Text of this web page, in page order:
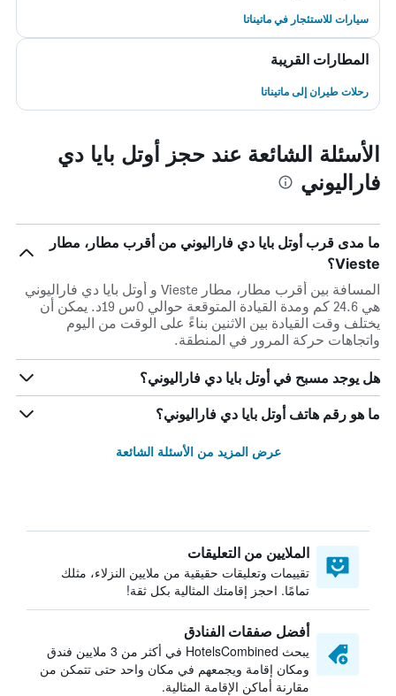
سيارات للاستئجار في ماتيناتا
المطارات القريبة
رحلات طيران إلى ماتيناتا
الأسئلة الشائعة عند حجز أوتل بايا دي
فاراليوني
ما مدى قرب أوتل بايا دي فاراليوني من أقرب مطار، مطار
Vieste؟
المسافة بين أقرب مطار، مطار Vieste و أوتل بايا دي فاراليوني
هي 24.6 كم ومدة القيادة المتوقعة حوالي 0س 19د. يمكن أن
يختلف وقت القيادة بين الاثنين بناءً على الوقت من اليوم
واتجاهات حركة المرور في المنطقة.
هل يوجد مسبح في أوتل بايا دي فاراليوني؟
ما هو رقم هاتف أوتل بايا دي فاراليوني؟
عرض المزيد من الأسئلة الشائعة
الملايين من التعليقات
تقييمات وتعليقات حقيقية من ملايين النزلاء، مثلك
تمامًا. احجز إقامتك المثالية بكل ثقة!
أفضل صفقات الفنادق
يبحث HotelsCombined في أكثر من 3 ملايين فندق
ومكان إقامة ويجمعهم في مكان واحد حتى تتمكن من
مقارنة أماكن الإقامة المثالية.